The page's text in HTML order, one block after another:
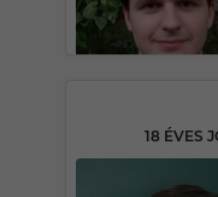
18 ÉVES